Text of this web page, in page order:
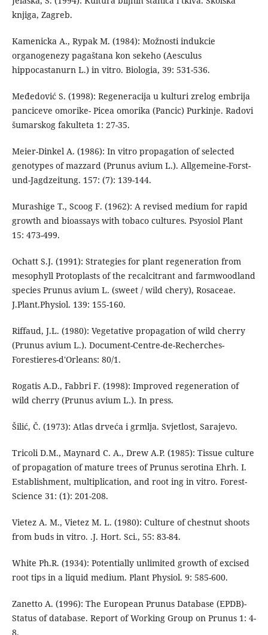
knjiga, Zagreb.
Kamenicka A., Rypak M. (1984): Možnosti indukcie
organogenezy pagaštana kon sekeho (Aesculus
hippocastanurn L.) in vitro. Biologia, 39: 531-536.
Međedović S. (1998): Regeneracija u kulturi zrelog embrija
panciceve omorike- Picea omorika (Pancic) Purkinje. Radovi
šumarskog fakulteta 1: 27-35.
Meier-Dinkel A. (1986): In vitro propagation of selected
genotypes of mazzard (Prunus avium L.). Allgemeine-Forst-
und-Jagdzeitung. 157: (7): 139-144.
Murashige T., Scoog F. (1962): A revised medium for rapid
growth and bioassays with tobaco cultures. Psyosiol Plant
15: 473-499.
Ochatt S.J. (1991): Strategies for plant regeneration from
mesophyll Protoplasts of the recalcitrant and farmwoodland
species Prunus avium L. (sweet / wild chery), Rosaceae.
J.Plant.Physiol. 139: 155-160.
Riffaud, J.L. (1980): Vegetative propagation of wild cherry
(Prunus avium L.). Document-Centre-de-Recherches-
Forestieres-d'Orleans: 80/1.
Rogatis A.D., Fabbri F. (1998): Improved regeneration of
wild cherry (Prunus avium L.). In press.
Šilić, Č. (1973): Atlas drveća i grmlja. Svjetlost, Sarajevo.
Tricoli D.M., Maynard C. A., Drew A.P. (1985): Tissue culture
of propagation of mature trees of Prunus serotina Ehrh. I.
Establishment, multiplication, and root ing in vitro. Forest-
Science 31: (1): 201-208.
Vietez A. M., Vietez M. L. (1980): Culture of chestnut shoots
from buds in vitro. .J. Hort. Sci., 55: 83-84.
White Ph.R. (1934): Potentially unlimited growth of excised
root tips in a liquid medium. Plant Physiol. 9: 585-600.
Zanetto A. (1996): The European Prunus Database (EPDB)-
Status of database. Report of Working Group on Prunus 1: 4-
8.